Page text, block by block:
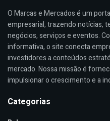
O Marcas e Mercados é um
empresarial, trazendo notícias,
negócios, serviços e eventos.
informativa, o site conecta
investidores a conteúdos
mercado. Nossa missão é
impulsionar o crescimento e a
Categorias